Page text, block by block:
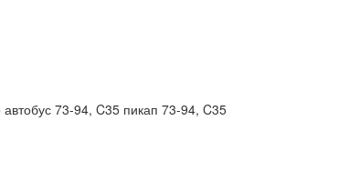
73-94, C35 пикап 73-94, C35